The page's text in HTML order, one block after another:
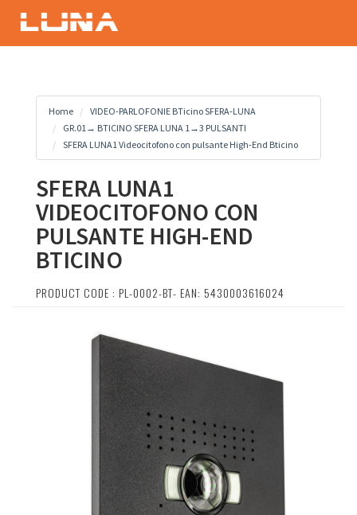
Home
VIDEO-PARLOFONIE BTicino SFERA-LUNA
GR.01→ BTICINO SFERA LUNA 1→3 PULSANTI
SFERA LUNA1 Videocitofono con pulsante High-End Bticino
SFERA LUNA1
VIDEOCITOFONO CON
PULSANTE HIGH-END
BTICINO
PRODUCT CODE : PL-0002-BT- EAN: 5430003616024